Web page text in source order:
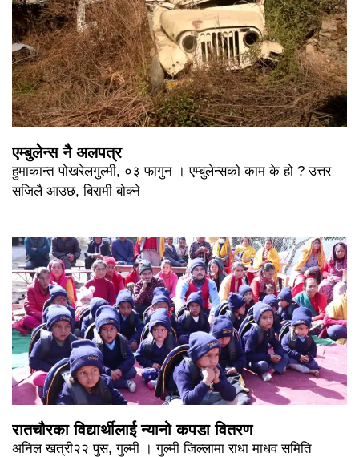
एम्बुलेन्स नै अलपत्र
हुमाकान्त पोखरेलगुल्मी, ०३ फागुन । एम्बुलेन्सको काम के हो ? उत्तर
सजिलै आउछ, बिरामी बोक्ने
रातचौरका विद्यार्थीलाई न्यानो कपडा वितरण
अनिल खत्री२२ पुस, गुल्मी । गुल्मी जिल्लामा राधा माधव समिति